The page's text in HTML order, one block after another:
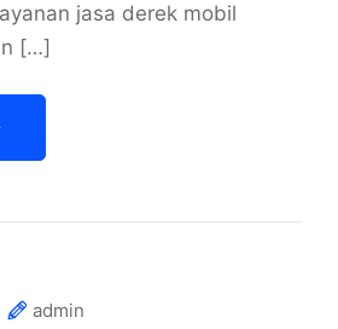
jasa derek mobil
[…]
admin